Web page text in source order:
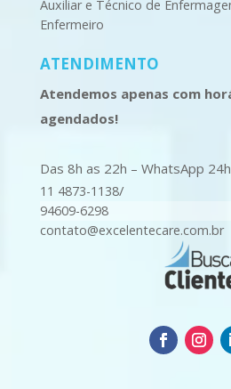
Auxiliar e Técnico de
Enfermeiro
ATENDIMENTO
Atendemos apenas com
agendados!
Das 8h as 22h – WhatsApp 24h
11 4873-1138/
94609-6298
contato@excelentecare.com.br